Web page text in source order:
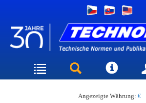
Angezeigte Währung: €